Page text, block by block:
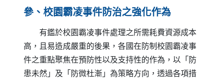
參、校園霸凌事件防治之強化作為
有鑑於校園霸凌事件處理之所需耗費資源成本
高，且易造成嚴重的後果，各國在防制校園霸凌事
件之重點聚焦在預防性以及支持性的作為，以「防
患未然」及「防微杜漸」為策略方向，透過各項措